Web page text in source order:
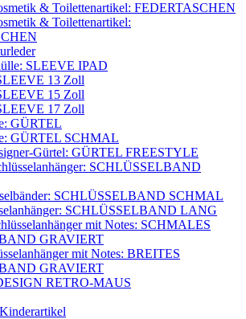
& Toilettenartikel: FEDERTASCHEN
& Toilettenartikel:
SLEEVE IPAD
13 Zoll
15 Zoll
17 Zoll
GÜRTEL
GÜRTEL SCHMAL
Gürtel: GÜRTEL FREESTYLE
SCHLÜSSELBAND
SCHLÜSSELBAND SCHMAL
SCHLÜSSELBAND LANG
mit Notes: SCHMALES
GRAVIERT
mit Notes: BREITES
GRAVIERT
RETRO-MAUS